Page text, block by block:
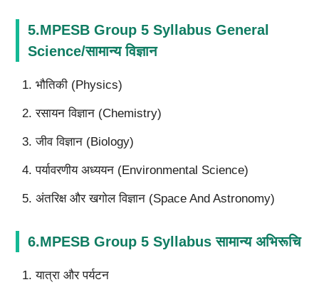
5.MPESB Group 5 Syllabus General
Science/सामान्य विज्ञान
भौतिकी (Physics)
रसायन विज्ञान (Chemistry)
जीव विज्ञान (Biology)
पर्यावरणीय अध्ययन (Environmental Science)
अंतरिक्ष और खगोल विज्ञान (Space And Astronomy)
6.MPESB Group 5 Syllabus सामान्य अभिरूचि
यात्रा और पर्यटन